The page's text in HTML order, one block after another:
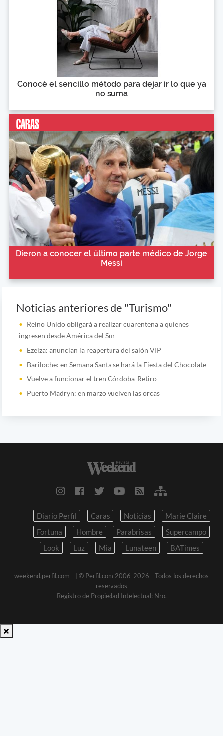
Conocé el sencillo método para dejar ir lo que ya
no suma
Dieron a conocer el último parte médico de Jorge
Messi
Noticias anteriores de "Turismo"
Reino Unido obligará a realizar cuarentena a quienes
ingresen desde América del Sur
Ezeiza: anuncian la reapertura del salón VIP
Bariloche: en Semana Santa se hará la Fiesta del Chocolate
Vuelve a funcionar el tren Córdoba-Retiro
Puerto Madryn: en marzo vuelven las orcas
Diario Perfil Caras Noticias
Marie Claire
Fortuna
Hombre Parabrisas
Supercampo
Look
Luz Mia Lunateen BATimes
weekend.perfil.com - | © Perfil.com 2006-2026 - Todos los derechos
reservados
Registro de Propiedad Intelectual: Nro.